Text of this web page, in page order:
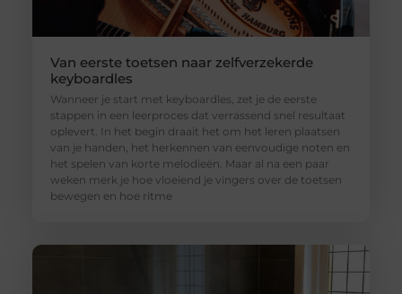
Van eerste toetsen naar zelfverzekerde
keyboardles
Wanneer je start met keyboardles, zet je de eerste
stappen in een leerproces dat verrassend snel resultaat
oplevert. In het begin draait het om het leren plaatsen
van je handen, het herkennen van eenvoudige noten en
het spelen van korte melodieën. Maar al na een paar
weken merk je hoe vloeiend je vingers over de toetsen
bewegen en hoe ritme